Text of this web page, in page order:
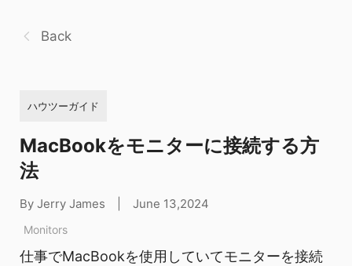
Back
ハウツーガイド
MacBookをモニターに接続する方
法
By Jerry James June 13,2024
Monitors
仕事でMacBookを使用していてモニターを接続